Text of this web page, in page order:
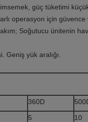
güç tüketimi
operasyon için güvence
Soğutucu ünitenin
Geniş yük aralığı.
360D
5 10